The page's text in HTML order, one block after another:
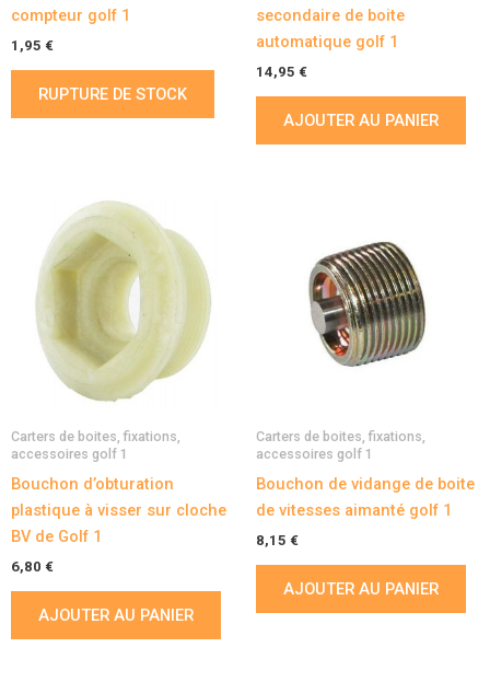
compteur golf 1
1,95 €
RUPTURE DE STOCK
secondaire de boite
automatique golf 1
14,95 €
AJOUTER AU PANIER
Carters de boites, fixations,
accessoires golf 1
Bouchon d’obturation
plastique à visser sur cloche
BV de Golf 1
6,80 €
AJOUTER AU PANIER
Carters de boites, fixations,
accessoires golf 1
Bouchon de vidange de boite
de vitesses aimanté golf 1
8,15 €
AJOUTER AU PANIER